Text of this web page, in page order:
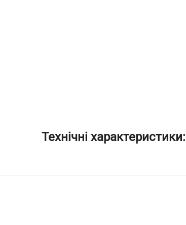
Технічні характеристики: